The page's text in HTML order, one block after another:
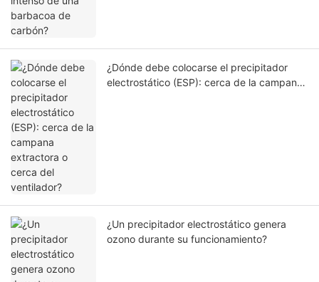
¿Dónde debe colocarse el precipitador
electrostático (ESP): cerca de la campana
¿Un precipitador electrostático genera
ozono durante su funcionamiento?